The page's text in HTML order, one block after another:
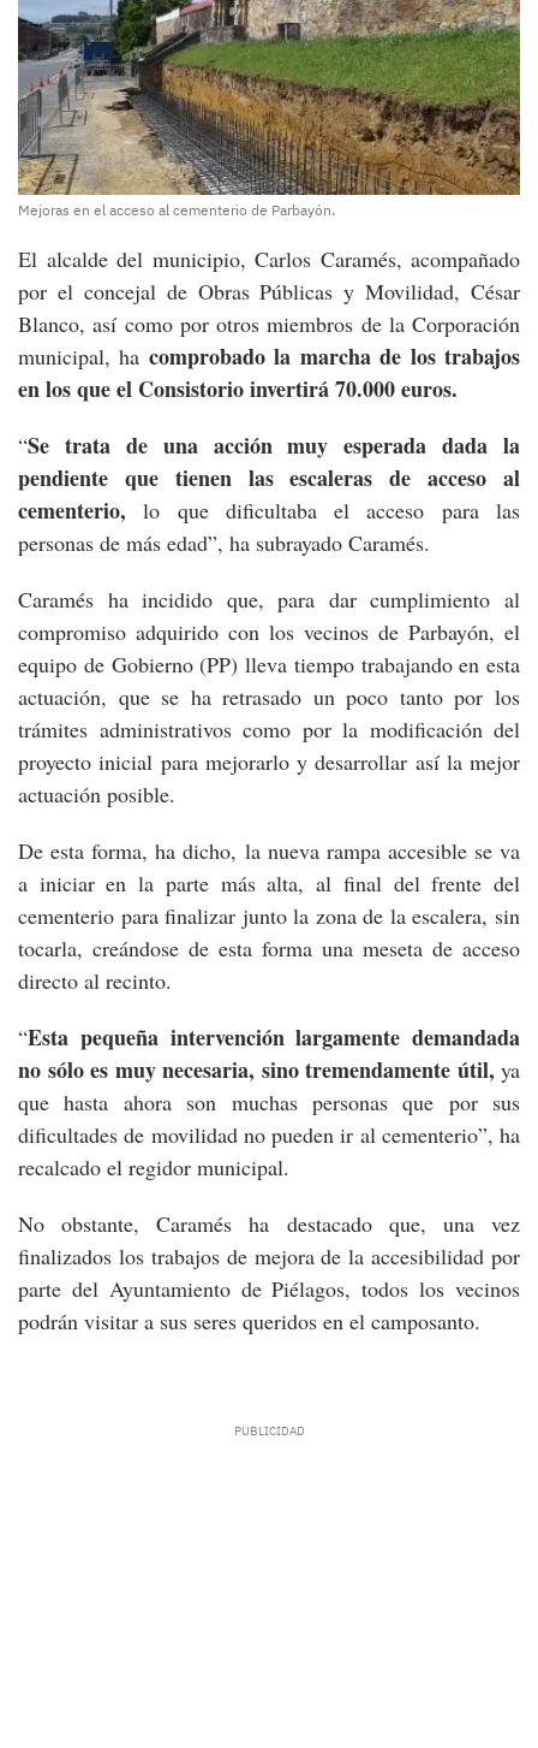
Mejoras en el acceso al cementerio de Parbayón.
El alcalde del municipio, Carlos Caramés, acompañado
por el concejal de Obras Públicas y Movilidad, César
Blanco, así como por otros miembros de la Corporación
municipal, ha comprobado la marcha de los trabajos
en los que el Consistorio invertirá 70.000 euros.
“Se trata de una acción muy esperada dada la
pendiente que tienen las escaleras de acceso al
cementerio,lo que dificultaba el acceso para las
personas de más edad”, ha subrayado Caramés.
Caramés ha incidido que, para dar cumplimiento al
compromiso adquirido con los vecinos de Parbayón, el
equipo de Gobierno (PP) lleva tiempo trabajando en esta
actuación, que se ha retrasado un poco tanto por los
trámites administrativos como por la modificación del
proyecto inicial para mejorarlo y desarrollar así la mejor
actuación posible.
De esta forma, ha dicho, la nueva rampa accesible se va
a iniciar en la parte más alta, al final del frente del
cementerio para finalizar junto la zona de la escalera, sin
tocarla, creándose de esta forma una meseta de acceso
directo al recinto.
“Esta pequeña intervención largamente demandada
no sólo es muy necesaria, sino tremendamente útil, ya
que hasta ahora son muchas personas que por sus
dificultades de movilidad no pueden ir al cementerio”, ha
recalcado el regidor municipal.
No obstante, Caramés ha destacado que, una vez
finalizados los trabajos de mejora de la accesibilidad por
parte del Ayuntamiento de Piélagos, todos los vecinos
podrán visitar a sus seres queridos en el camposanto.